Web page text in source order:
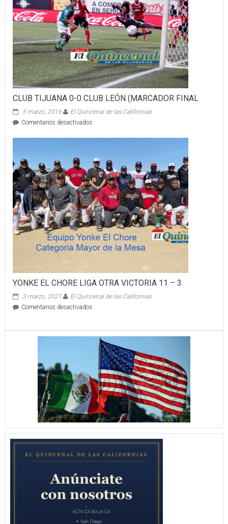
a
las
y
los
atletas
de
Yucatán
CLUB TIJUANA 0-0 CLUB LEÓN (MARCADOR FINAL
5 marzo, 2016
El Quincenal de las Californias
Comentarios desactivadosen
0
CLUB
LEÓN
(MARCADOR
FINAL
YONKE EL CHORE LIGA OTRA VICTORIA 11 – 3
3 marzo, 2021
El Quincenal de las Californias
Comentarios desactivadosen
LIGA
OTRA
VICTORIA
11
–
3